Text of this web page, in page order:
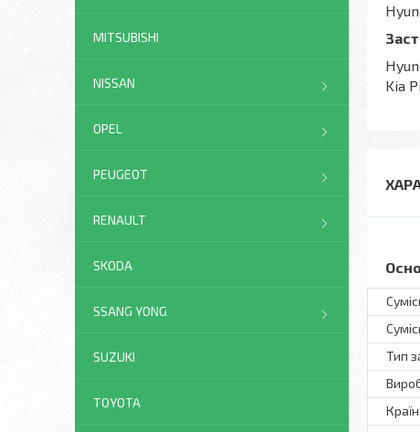
Kia
Тип
MITSUBISHI
NISSAN
OPEL
PEUGEOT
RENAULT
SKODA
SSANG YONG
SUZUKI
TOYOTA